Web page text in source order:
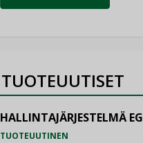
TUOTEUUTISET
HALLINTAJÄRJESTELMÄ EG
TUOTEUUTINEN